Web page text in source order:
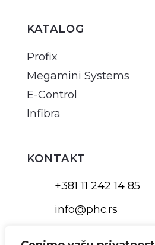
KATALOG
Profix
Megamini Systems
E-Control
Infibra
KONTAKT
+381 11 242 14 85
info@phc.rs